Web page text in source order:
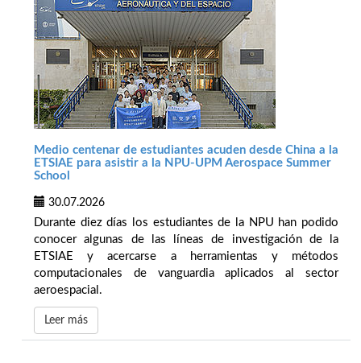
Medio centenar de estudiantes acuden desde China a la
ETSIAE para asistir a la NPU-UPM Aerospace Summer
School
30.07.2026
Durante diez días los estudiantes de la NPU han podido
conocer algunas de las líneas de investigación de la
ETSIAE y acercarse a herramientas y métodos
computacionales de vanguardia aplicados al sector
aeroespacial.
Leer más